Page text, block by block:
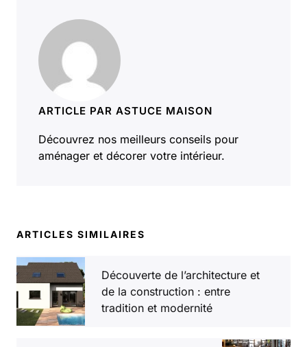
ARTICLE PAR ASTUCE MAISON
Découvrez nos meilleurs conseils pour
aménager et décorer votre intérieur.
ARTICLES SIMILAIRES
Découverte de l’architecture et
de la construction : entre
tradition et modernité